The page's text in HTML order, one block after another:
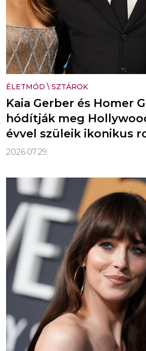
ÉLETMÓD \ SZTÁROK
Kaia Gerber és Homer
hódítják meg
évvel szüleik ikonikus
2026.07.29.